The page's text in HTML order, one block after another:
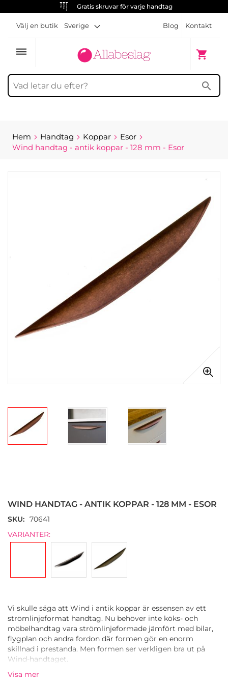
Gratis skruvar för varje handtag
Blog Kontakt
Välj en butik Sverige
dehaze shopping_cart
Min
search
Hem Handtag Koppar
Esor
Wind handtag - antik koppar - 128 mm - Esor
av
bildgalleriet
WIND HANDTAG - ANTIK KOPPAR - 128 MM - ESOR
SKU
70641
VARIANTER:
Vi skulle säga att Wind i antik koppar är essensen av ett
strömlinjeformat handtag. Nu behöver inte köks- och
möbelhandtag vara strömlinjeformade jämfört med bilar,
flygplan och andra fordon där formen gör en enorm
skillnad i prestanda. Men formen ser verkligen bra ut på
Wind-handtaget.
Basmetallen för Wind-handtaget är en zinklegering.
Visa mer